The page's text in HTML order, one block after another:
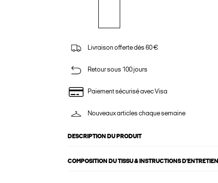
Livraison offerte dès 60 €
Retour sous 100 jours
Paiement sécurisé avec Visa
Nouveaux articles chaque semaine
DESCRIPTION DU PRODUIT
COMPOSITION DU TISSU & INSTRUCTIONS D'ENTRETIEN